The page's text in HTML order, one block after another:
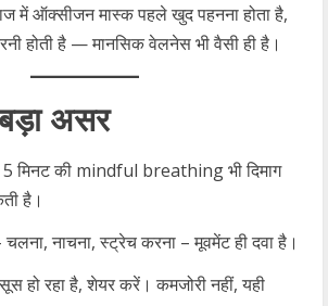
में ऑक्सीजन मास्क पहले खुद पहनना होता है,
होती है — मानसिक वेलनेस भी वैसी ही है।
असर
मिनट की mindful breathing भी दिमाग
है।
नाचना, स्ट्रेच करना – मूवमेंट ही दवा है।
हो रहा है, शेयर करें। कमजोरी नहीं, यही